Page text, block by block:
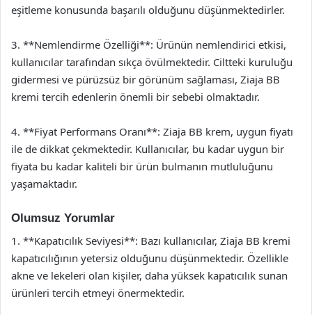
eşitleme konusunda başarılı olduğunu düşünmektedirler.
3. **Nemlendirme Özelliği**: Ürünün nemlendirici etkisi,
kullanıcılar tarafından sıkça övülmektedir. Ciltteki kuruluğu
gidermesi ve pürüzsüz bir görünüm sağlaması, Ziaja BB
kremi tercih edenlerin önemli bir sebebi olmaktadır.
4. **Fiyat Performans Oranı**: Ziaja BB krem, uygun fiyatı
ile de dikkat çekmektedir. Kullanıcılar, bu kadar uygun bir
fiyata bu kadar kaliteli bir ürün bulmanın mutluluğunu
yaşamaktadır.
Olumsuz Yorumlar
1. **Kapatıcılık Seviyesi**: Bazı kullanıcılar, Ziaja BB kremi
kapatıcılığının yetersiz olduğunu düşünmektedir. Özellikle
akne ve lekeleri olan kişiler, daha yüksek kapatıcılık sunan
ürünleri tercih etmeyi önermektedir.